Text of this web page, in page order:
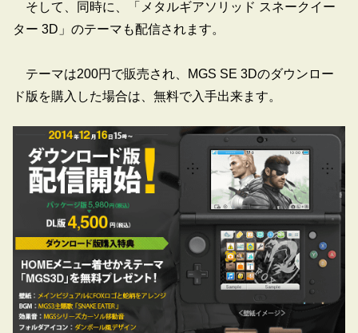
そして、同時に、「メタルギアソリッド スネークイー
ター 3D」のテーマも配信されます。
テーマは200円で販売され、MGS SE 3Dのダウンロー
ド版を購入した場合は、無料で入手出来ます。